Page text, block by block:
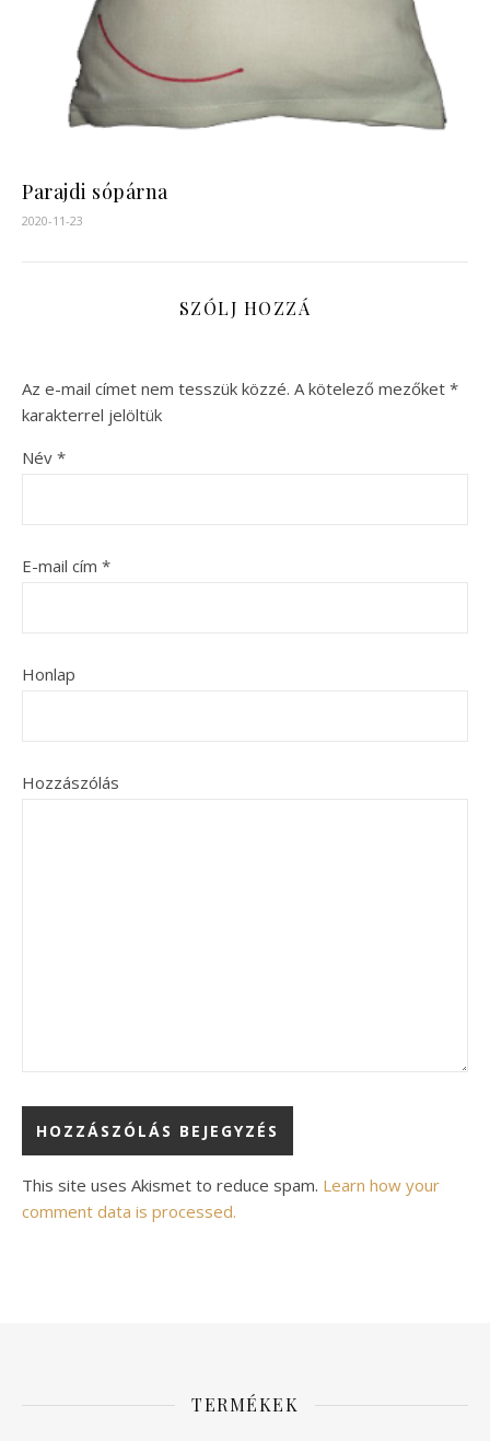
Parajdi sópárna
2020-11-23
SZÓLJ HOZZÁ
Az e-mail címet nem tesszük közzé. A kötelező mezőket *
karakterrel jelöltük
Név *
E-mail cím *
Honlap
Hozzászólás
Alternative:
This site uses Akismet to reduce spam. Learn how your
comment data is processed.
TERMÉKEK